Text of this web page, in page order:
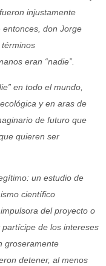
injustamente
don Jorge
eran “nadie”.
en todo el mundo,
y en aras de
de futuro que
quieren ser
un estudio de
científico
del proyecto o
de los intereses
groseramente
detener, al menos